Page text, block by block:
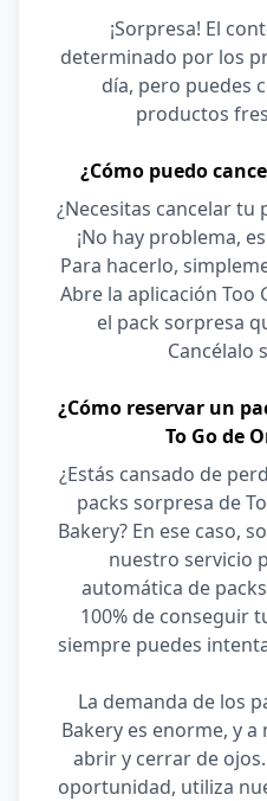
¡Sorpresa! El
determinado por los
día, pero puedes
productos
¿Cómo puedo
¿Necesitas cancelar tu
¡No hay problema,
Para hacerlo,
Abre la aplicación Too
el pack sorpresa
Cancélalo
¿Cómo reservar un
To Go de
¿Estás cansado de
packs sorpresa de
Bakery? En ese caso,
nuestro servicio
automática de
100% de conseguir
siempre puedes
La demanda de los
Bakery es enorme, y
abrir y cerrar de
oportunidad, utiliza